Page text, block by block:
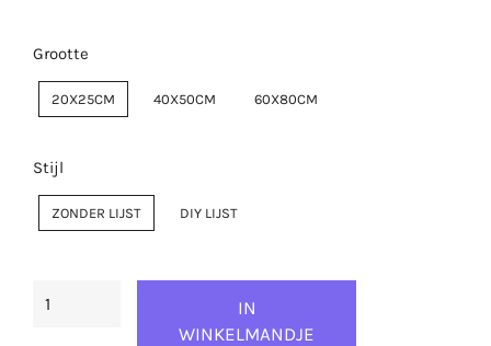
Grootte
20X25CM 40X50CM 60X80CM
Stijl
ZONDER LIJST DIY LIJST
IN
WINKELMANDJE